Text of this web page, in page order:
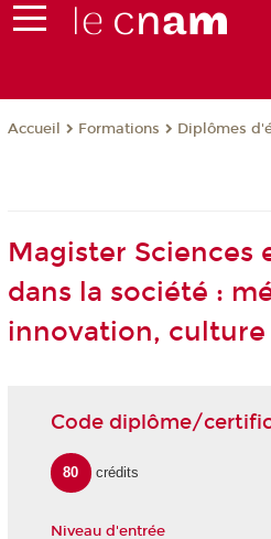
Accueil Formations Diplômes
Magister Sciences
dans la société :
innovation, culture
Code diplôme/
80 crédits
Niveau d'entrée